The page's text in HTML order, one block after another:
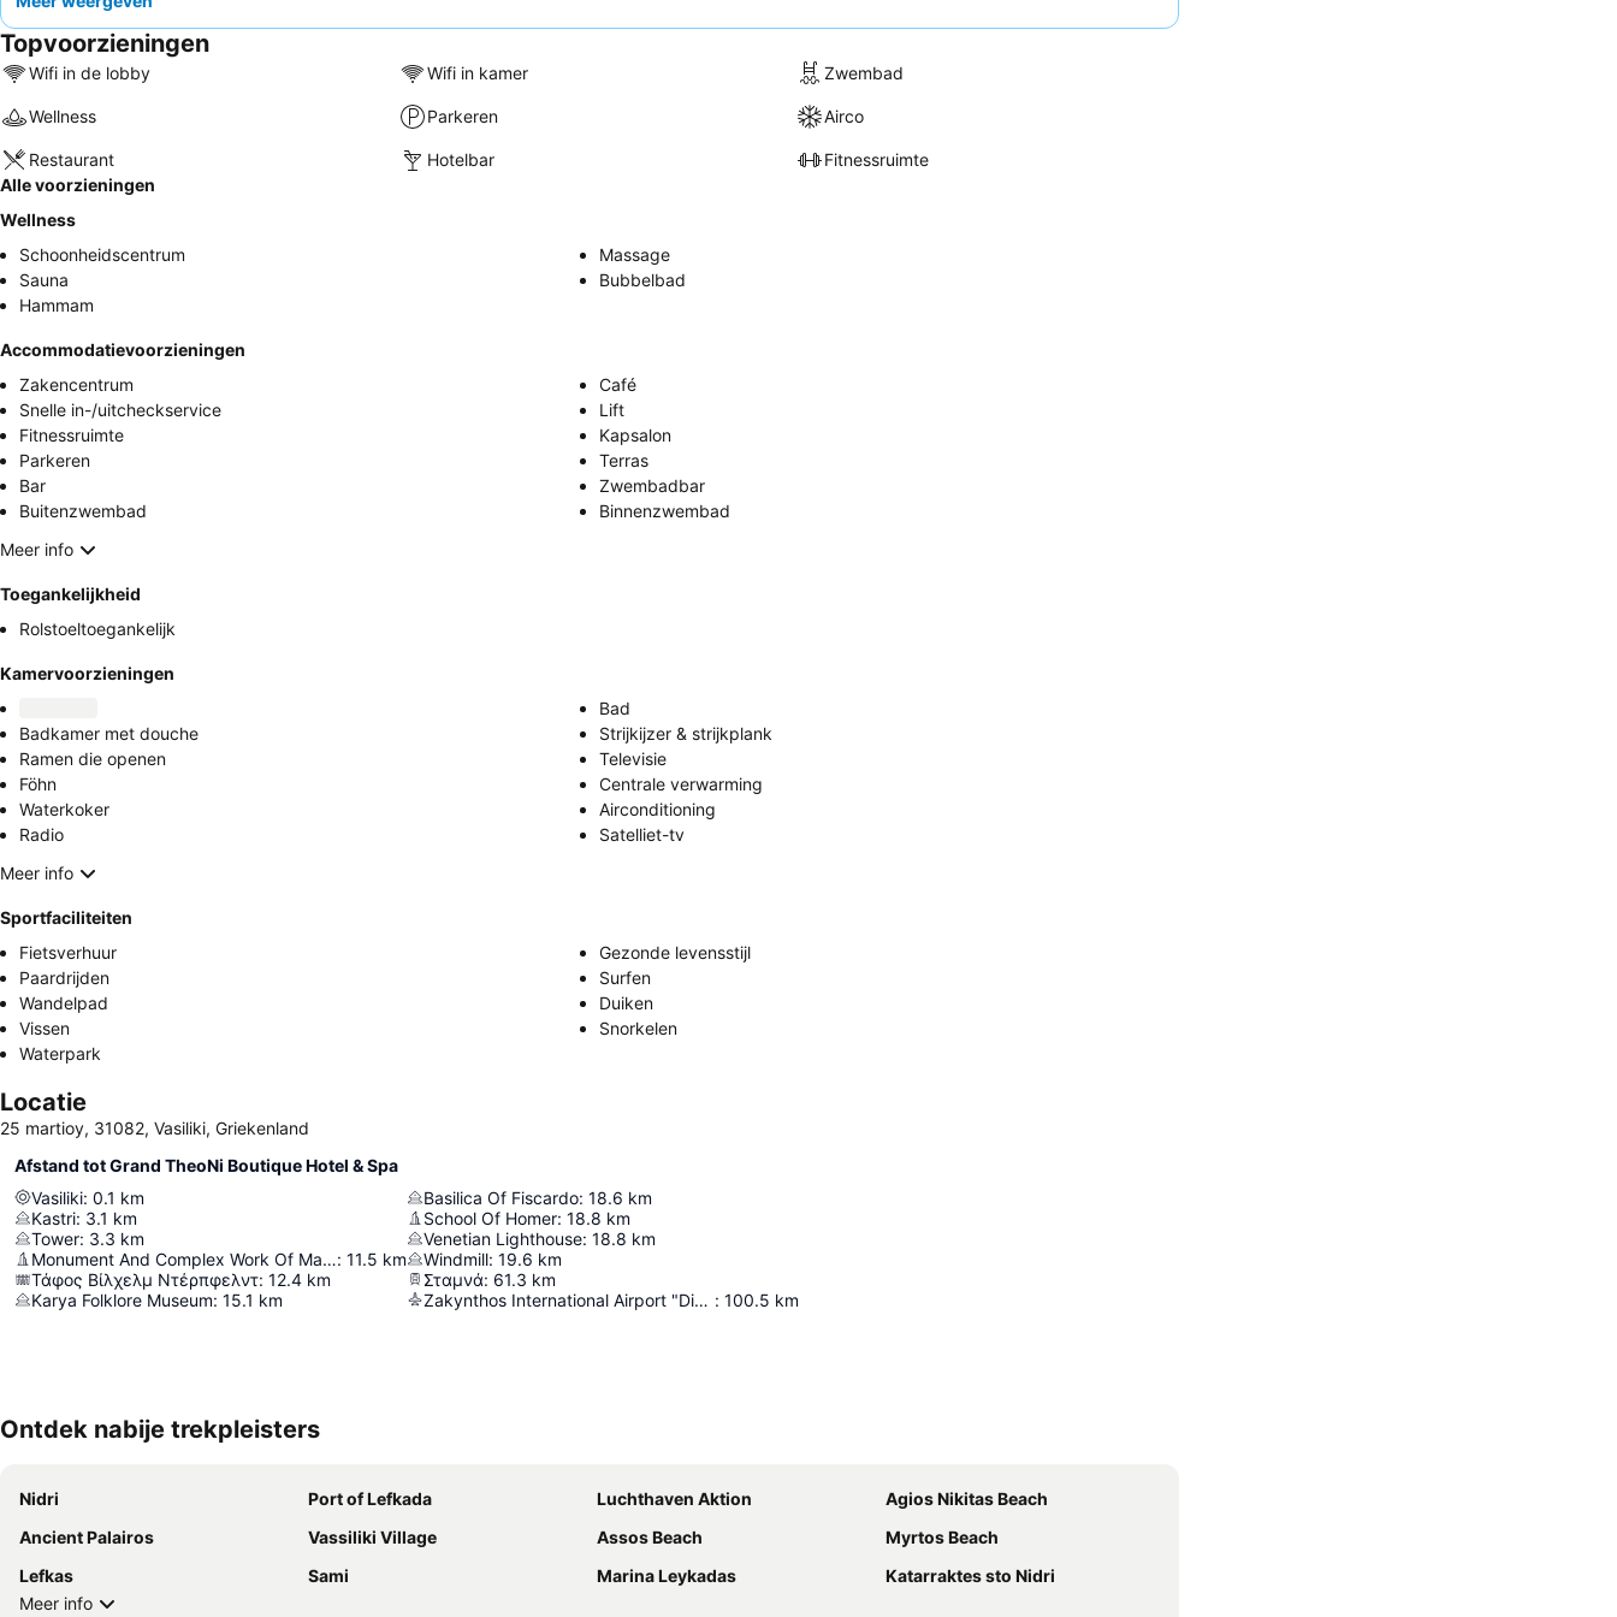
Topvoorzieningen
Wifi in de lobby Wifi in kamer Zwembad
Wellness Parkeren Airco
Restaurant Hotelbar
Fitnessruimte
Alle voorzieningen
Wellness
Schoonheidscentrum
Massage
Sauna
Bubbelbad
Hammam
Accommodatievoorzieningen
Zakencentrum
Café
Snelle in-/uitcheckservice
Lift
Fitnessruimte
Kapsalon
Parkeren
Terras
Bar
Zwembadbar
Buitenzwembad
Binnenzwembad
Meer info
Toegankelijkheid
Rolstoeltoegankelijk
Kamervoorzieningen
Bad
Badkamer met douche
Strijkijzer & strijkplank
Ramen die openen
Televisie
Föhn
Centrale verwarming
Waterkoker
Airconditioning
Radio
Satelliet-tv
Meer info
Sportfaciliteiten
Fietsverhuur
Gezonde levensstijl
Paardrijden
Surfen
Wandelpad
Duiken
Vissen
Snorkelen
Waterpark
Locatie
25 martioy, 31082, Vasiliki, Griekenland
Afstand tot Grand TheoNi Boutique Hotel & Spa
Vasiliki: 0.1 km
Kastri: 3.1 km
Tower: 3.3 km
Monument And Complex Work Of Man And Nature: 11.5 km
Τάφος Βίλχελμ Ντέρπφελντ: 12.4 km
Karya Folklore Museum: 15.1 km
Basilica Of Fiscardo: 18.6 km
School Of Homer: 18.8 km
Venetian Lighthouse: 18.8 km
Windmill: 19.6 km
Σταμνά: 61.3 km
Zakynthos International Airport "Dionysios Solomos" : 100.5 km
Ontdek nabije trekpleisters
Nidri Port of Lefkada Luchthaven Aktion
Agios Nikitas Beach
Ancient Palairos
Vassiliki Village Assos Beach
Myrtos Beach
Lefkas
Sami Marina Leykadas
Katarraktes sto Nidri
Meer info